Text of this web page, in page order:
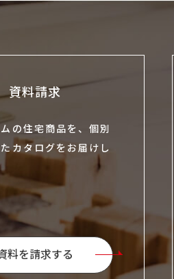
資料請求
の住宅商品を、個別
カタログをお届けし
料を請求する